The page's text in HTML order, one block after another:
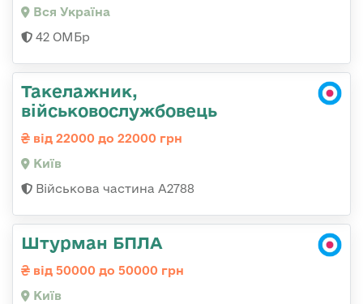
Вся Україна
42 ОМБр
Такелажник,
військовослужбовець
від 22000 до 22000 грн
Київ
Військова частина А2788
Штурман БПЛА
від 50000 до 50000 грн
Київ